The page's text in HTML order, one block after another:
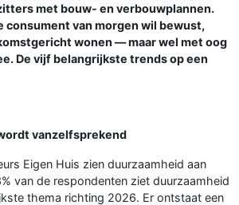
met bouw- en verbouwplannen.
consument van morgen wil bewust,
wonen — maar wel met oog
De vijf belangrijkste trends op een
vanzelfsprekend
Eigen Huis zien duurzaamheid aan
van de respondenten ziet duurzaamheid
thema richting 2026. Er ontstaat een